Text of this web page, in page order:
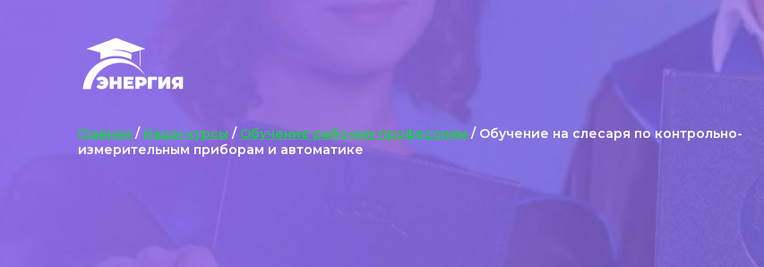
Главная / Наши курсы / Обучение рабочим профессиям / Обучение на слесаря по контрольно-
измерительным приборам и автоматике